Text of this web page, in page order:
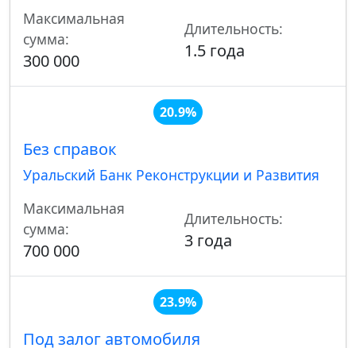
Максимальная
сумма:
300 000
Длительность:
1.5 года
20.9%
Без справок
Уральский Банк Реконструкции и Развития
Максимальная
сумма:
700 000
Длительность:
3 года
23.9%
Под залог автомобиля